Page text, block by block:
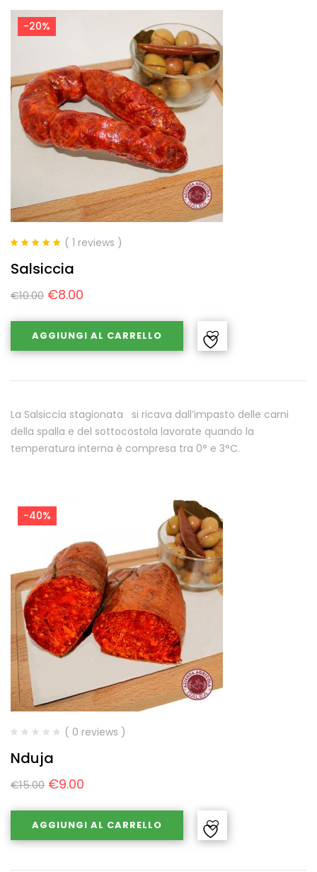
-20%
su 5
( 1 reviews )
Salsiccia
€10.00 €8.00
AGGIUNGI AL CARRELLO
La Salsiccia stagionata si ricava dall’impasto delle carni
della spalla e del sottocostola lavorate quando la
temperatura interna è compresa tra 0° e 3°C.
-40%
( 0 reviews )
Nduja
€15.00 €9.00
AGGIUNGI AL CARRELLO